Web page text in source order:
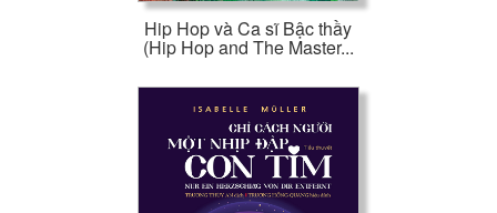
Hip Hop và Ca sĩ Bậc thầy
(Hip Hop and The Master...